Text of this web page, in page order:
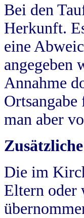
Bei den
Herkunft.
eine
angegeben
Annahme
man aber
Die im
Eltern oder